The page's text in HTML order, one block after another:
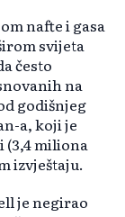
nafte i gasa
svijeta
često
na
godišnjeg
a, koji je
(3,4 miliona
izvještaju.
je negirao